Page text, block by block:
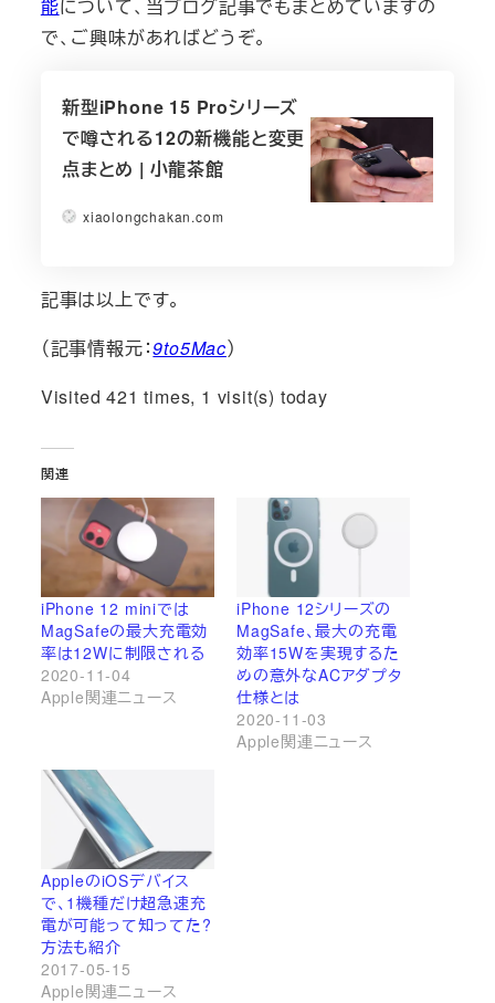
能について、当ブログ記事でもまとめていますの
で、ご興味があればどうぞ。
新型iPhone 15 Proシリーズ
で噂される12の新機能と変更
点まとめ | 小龍茶館
xiaolongchakan.com
記事は以上です。
（記事情報元：9to5Mac）
Visited 421 times, 1 visit(s) today
関連
iPhone 12 miniでは
MagSafeの最大充電効
率は12Wに制限される
2020-11-04
Apple関連ニュース
iPhone 12シリーズの
MagSafe、最大の充電
効率15Wを実現するた
めの意外なACアダプタ
仕様とは
2020-11-03
Apple関連ニュース
AppleのiOSデバイス
で、1機種だけ超急速充
電が可能って知ってた?
方法も紹介
2017-05-15
Apple関連ニュース